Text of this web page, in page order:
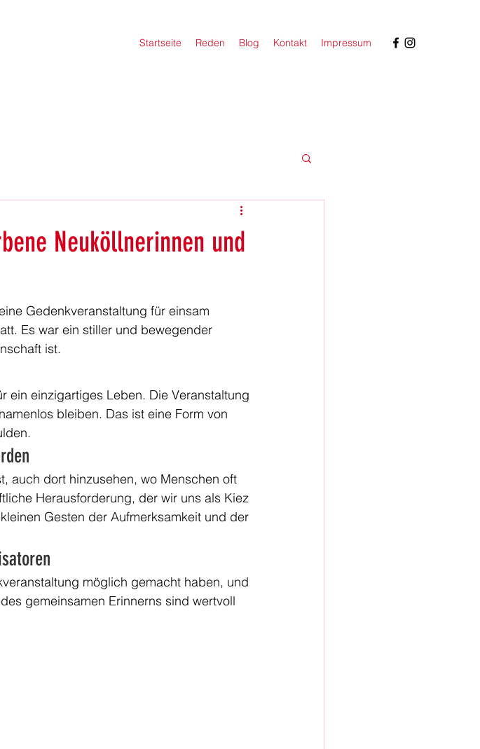
Startseite Reden Blog Kontakt Impressum
Neuköllnerinnen und
Gedenkveranstaltung für einsam
Es war ein stiller und bewegender
ist.
ein einzigartiges Leben. Die Veranstaltung
bleiben. Das ist eine Form von
auch dort hinzusehen, wo Menschen oft
Herausforderung, der wir uns als Kiez
Gesten der Aufmerksamkeit und der
möglich gemacht haben, und
gemeinsamen Erinnerns sind wertvoll